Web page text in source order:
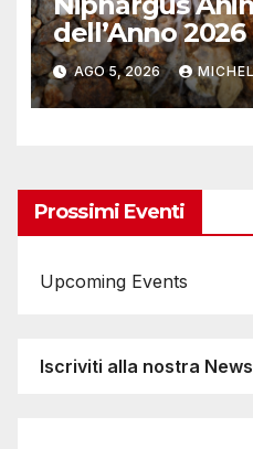
dell’Anno 2026
AGO 5, 2026
Prossimi Eventi
Upcoming Events
Iscriviti alla nostra